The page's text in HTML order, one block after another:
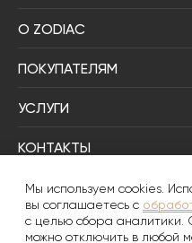
О ZODIAC
ПОКУПАТЕЛЯМ
УСЛУГИ
КОНТАКТЫ
© 2008-2026
Мы используем cookies.
вы соглашаетесь с
с целью сбора аналитики.
можно отключить в любой